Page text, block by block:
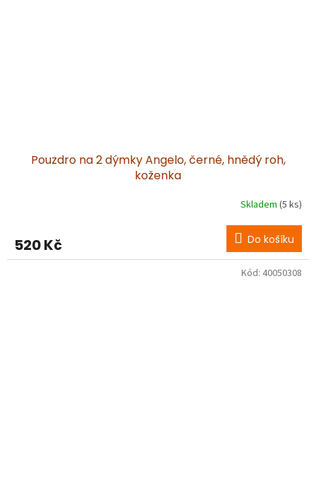
Pouzdro na 2 dýmky Angelo, černé, hnědý roh,
koženka
Skladem (5 ks)
520 Kč Do košíku
Kód: 40050308